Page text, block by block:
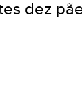
dez